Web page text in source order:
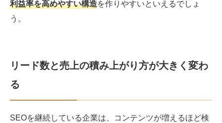
利益率を高めやすい構造を作りやすいといえるでしょ
う。
リード数と売上の積み上がり方が大きく変わ
る
SEOを継続している企業は、コンテンツが増えるほど検